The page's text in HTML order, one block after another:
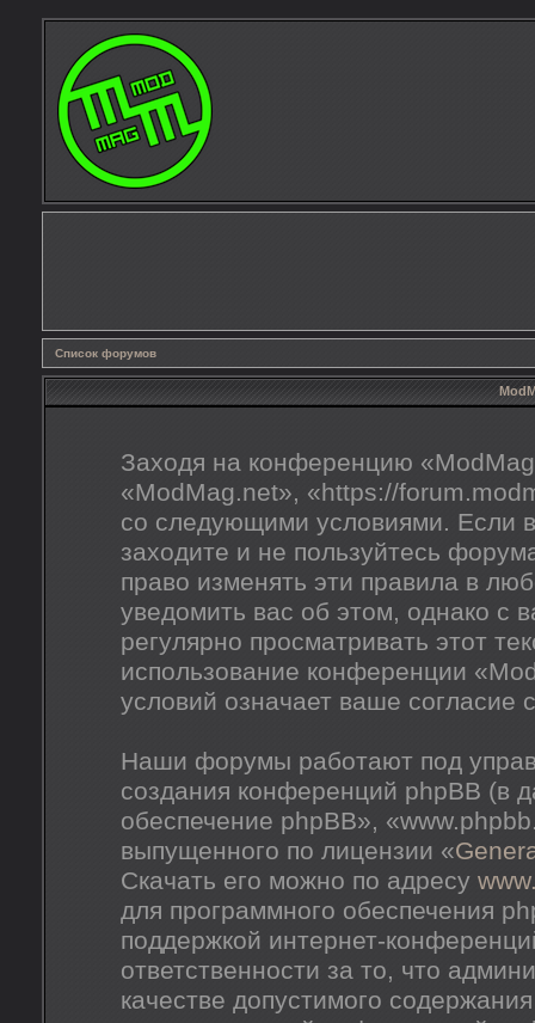
Список форумов
Заходя на конференцию
«ModMag.net», «https://
со следующими условиями. Если
заходите и не пользуйтесь
право изменять эти правила в
уведомить вас об этом, однако
регулярно просматривать этот
использование конференции
условий означает ваше согласие
Наши форумы работают под
создания конференций phpBB (в
обеспечение phpBB»,
выпущенного по лицензии «
Скачать его можно по адресу
для программного обеспечения
поддержкой интернет-
ответственности за то, что
качестве допустимого